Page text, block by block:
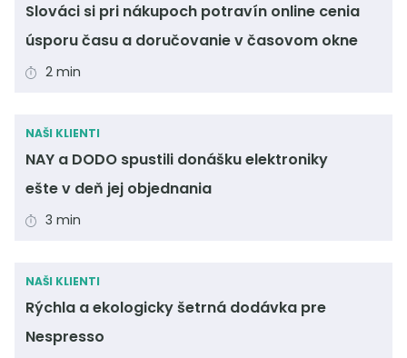
Slováci si pri nákupoch potravín online cenia
úsporu času a doručovanie v časovom okne
2 min
NAŠI KLIENTI
NAY a DODO spustili donášku elektroniky
ešte v deň jej objednania
3 min
NAŠI KLIENTI
Rýchla a ekologicky šetrná dodávka pre
Nespresso